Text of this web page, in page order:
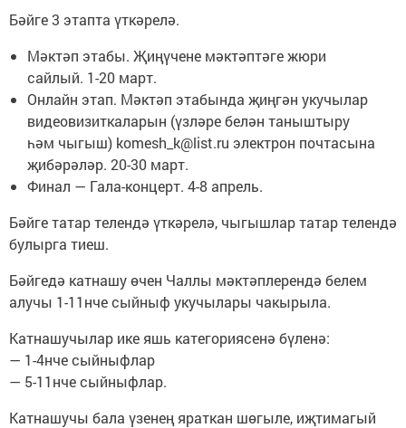
Бәйге 3 этапта үткәрелә.
Мәктәп этабы. Җиңүчене мәктәптәге жюри
сайлый. 1-20 март.
Онлайн этап. Мәктәп этабында җиңгән укучылар
видеовизиткаларын (үзләре белән таныштыру
һәм чыгыш) komesh_k@list.ru электрон почтасына
җибәрәләр. 20-30 март.
Финал — Гала-концерт. 4-8 апрель.
Бәйге татар телендә үткәрелә, чыгышлар татар телендә
булырга тиеш.
Бәйгедә катнашу өчен Чаллы мәктәплерендә белем
алучы 1-11нче сыйныф укучылары чакырыла.
Катнашучылар ике яшь категориясенә бүленә:
— 1-4нче сыйныфлар
— 5-11нче сыйныфлар.
Катнашучы бала үзенең яраткан шөгыле, иҗтимагый